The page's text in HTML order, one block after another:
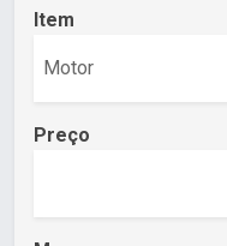
Item
Preço